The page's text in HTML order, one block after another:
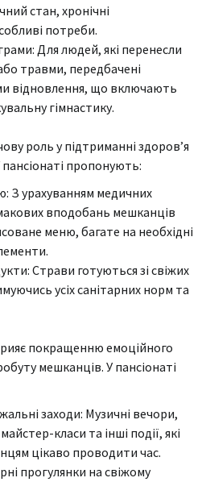
стан, хронічні
потреби.
Для людей, які перенесли
травми, передбачені
відновлення, що включають
гімнастику.
роль у підтриманні здоров’я
пансіонаті пропонують:
З урахуванням медичних
вподобань мешканців
меню, багате на необхідні
Страви готуються зі свіжих
усіх санітарних норм та
покращенню емоційного
мешканців. У пансіонаті
заходи: Музичні вечори,
класи та інші події, які
цікаво проводити час.
прогулянки на свіжому